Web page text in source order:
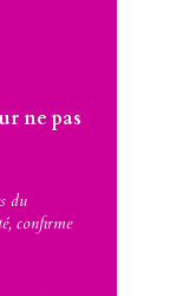
ne pas
du
confirme